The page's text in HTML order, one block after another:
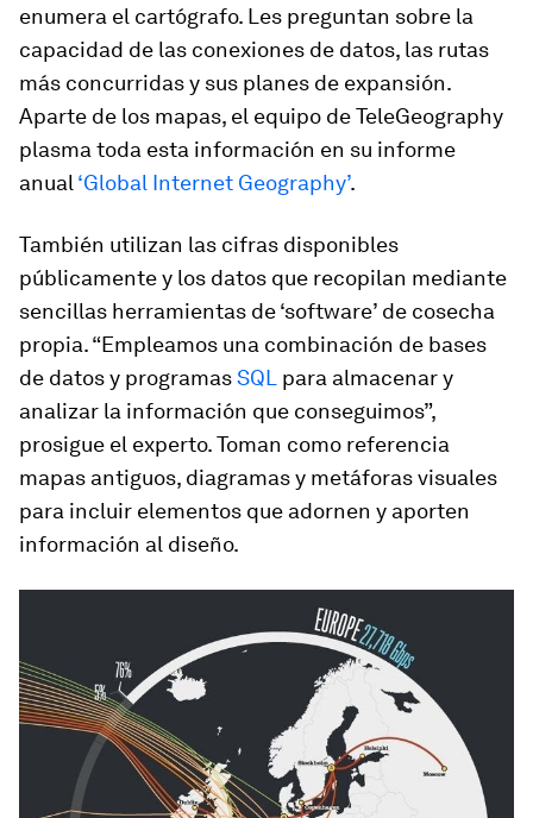
enumera el cartógrafo. Les preguntan sobre la
capacidad de las conexiones de datos, las rutas
más concurridas y sus planes de expansión.
Aparte de los mapas, el equipo de TeleGeography
plasma toda esta información en su informe
anual ‘Global Internet Geography’.
También utilizan las cifras disponibles
públicamente y los datos que recopilan mediante
sencillas herramientas de ‘software’ de cosecha
propia. “Empleamos una combinación de bases
de datos y programasSQL para almacenar y
analizar la información que conseguimos”,
prosigue el experto. Toman como referencia
mapas antiguos, diagramas y metáforas visuales
para incluir elementos que adornen y aporten
información al diseño.